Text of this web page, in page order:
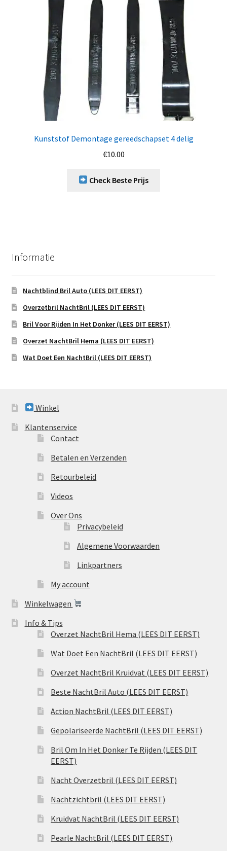
Kunststof Demontage gereedschapset 4 delig
€10.00
Check Beste Prijs
Informatie
Nachtblind Bril Auto (LEES DIT EERST)
Overzetbril NachtBril (LEES DIT EERST)
Bril Voor Rijden In Het Donker (LEES DIT EERST)
Overzet NachtBril Hema (LEES DIT EERST)
Wat Doet Een NachtBril (LEES DIT EERST)
Winkel
Klantenservice
Contact
Betalen en Verzenden
Retourbeleid
Videos
Over Ons
Privacybeleid
Algemene Voorwaarden
Linkpartners
My account
Winkelwagen
Info & Tips
Overzet NachtBril Hema (LEES DIT EERST)
Wat Doet Een NachtBril (LEES DIT EERST)
Overzet NachtBril Kruidvat (LEES DIT EERST)
Beste NachtBril Auto (LEES DIT EERST)
Action NachtBril (LEES DIT EERST)
Gepolariseerde NachtBril (LEES DIT EERST)
Bril Om In Het Donker Te Rijden (LEES DIT
EERST)
Nacht Overzetbril (LEES DIT EERST)
Nachtzichtbril (LEES DIT EERST)
Kruidvat NachtBril (LEES DIT EERST)
Pearle NachtBril (LEES DIT EERST)